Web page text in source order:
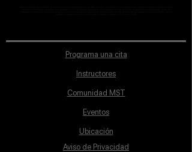
Programa una cita
Instructores
Comunidad MST
Eventos
Ubicación
Aviso de Privacidad